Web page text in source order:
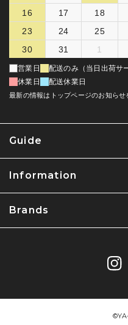
Guide
Information
Brands
16
17 18
23
24 25
30
31 1
営業日
配送のみ（当日出荷サ
休業日
配送休業日
最新の情報はトップページのお知らせ